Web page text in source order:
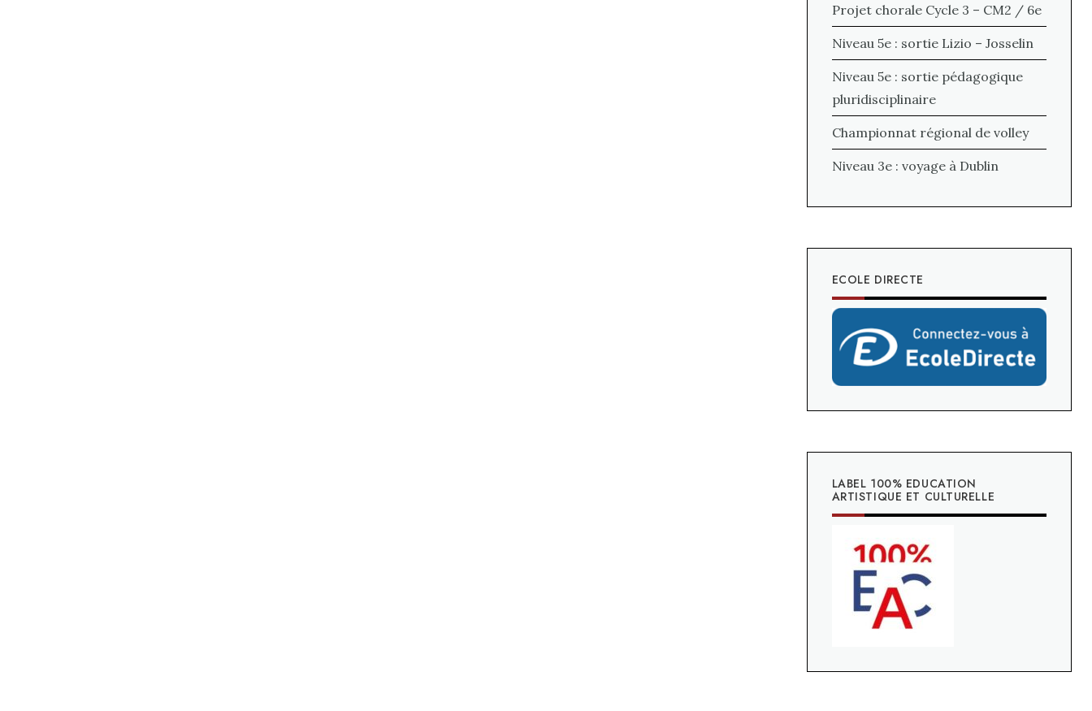
Projet chorale Cycle 3 – CM2 / 6e
Niveau 5e : sortie Lizio – Josselin
Niveau 5e : sortie pédagogique
pluridisciplinaire
Championnat régional de volley
Niveau 3e : voyage à Dublin
ECOLE DIRECTE
LABEL 100% EDUCATION
ARTISTIQUE ET CULTURELLE